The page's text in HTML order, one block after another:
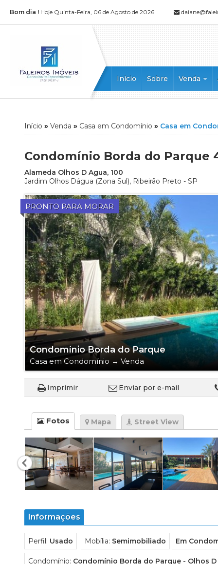
Bom dia ! Hoje Quinta-Feira, 06 de Agosto de 2026
Início Sobre Venda
Apartamento
Casa
Chácara
Cobertura
Galpão
Imóvel
Loft
Sala
Salão
Sítio
Terreno
Terreno em
Início » Venda » Casa em Condomínio » Casa em
Condomínio Borda do Parque
Alameda Olhos D Agua, 100
Jardim Olhos Dágua (Zona Sul), Ribeirão Preto - SP
PRONTO PARA MORAR
Condomínio Borda do Parque
Casa em Condomínio → Venda
Imprimir Enviar por e-mail
Fotos Mapa Street View
Informações
Perfil: Usado Mobília: Semimobiliado Em
Condomínio: Condomínio Borda do Parque - Olhos D